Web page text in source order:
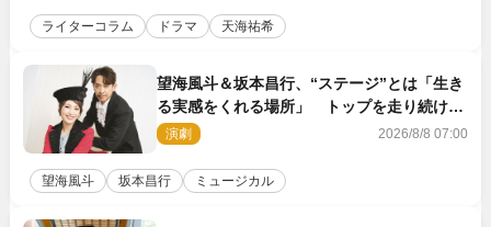
ライターコラム ドラマ 天海祐希
望海風斗＆坂本昌行、“ステージ”とは「生き
る実感をくれる場所」 トップを走り続ける
原動力を語る
演劇 2026/8/8 07:00
望海風斗 坂本昌行 ミュージカル